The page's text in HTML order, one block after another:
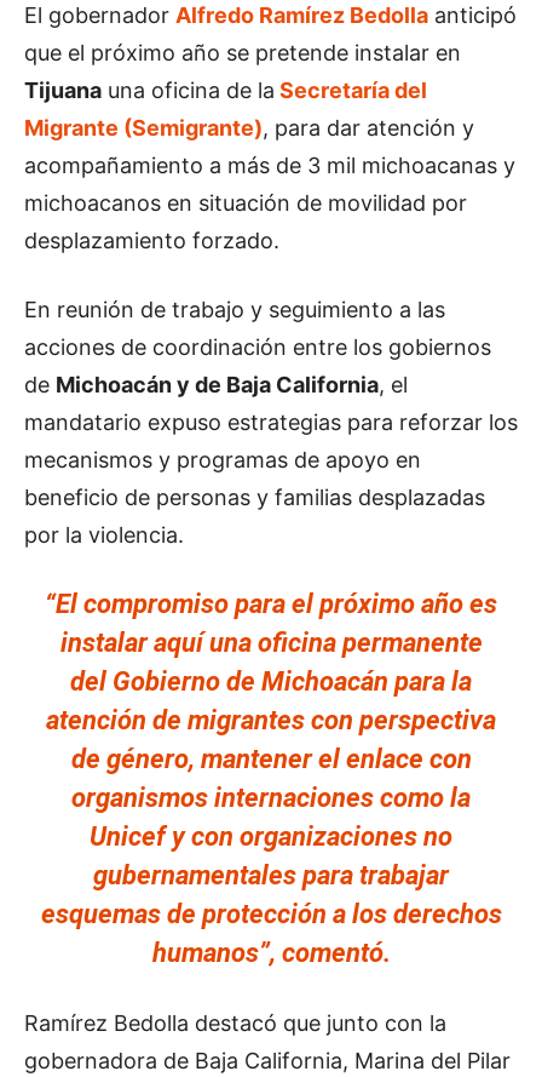
El gobernador Alfredo Ramírez Bedolla anticipó
que el próximo año se pretende instalar en
Tijuana una oficina de la Secretaría del
Migrante (Semigrante), para dar atención y
acompañamiento a más de 3 mil michoacanas y
michoacanos en situación de movilidad por
desplazamiento forzado.
En reunión de trabajo y seguimiento a las
acciones de coordinación entre los gobiernos
de Michoacán y de Baja California, el
mandatario expuso estrategias para reforzar los
mecanismos y programas de apoyo en
beneficio de personas y familias desplazadas
por la violencia.
“El compromiso para el próximo año es
instalar aquí una oficina permanente
del Gobierno de Michoacán para la
atención de migrantes con perspectiva
de género, mantener el enlace con
organismos internaciones como la
Unicef y con organizaciones no
gubernamentales para trabajar
esquemas de protección a los derechos
humanos”, comentó.
Ramírez Bedolla destacó que junto con la
gobernadora de Baja California, Marina del Pilar